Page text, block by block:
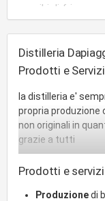
Distilleria
Prodotti e Servizi
la distilleria e'
propria produzione
non originali in
grazie a tutti
Prodotti e
Produzionedi